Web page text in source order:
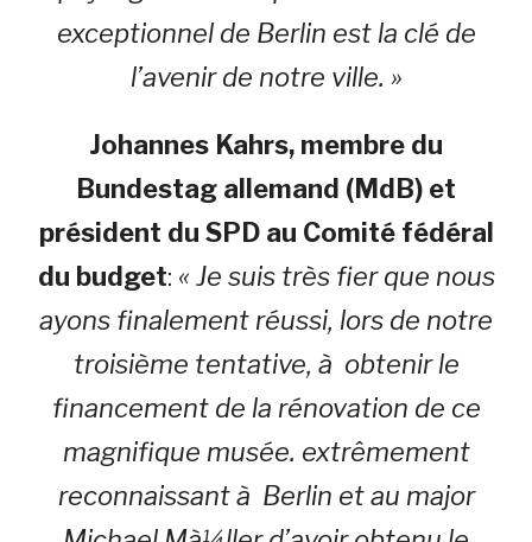
exceptionnel de Berlin est la clé de
l’avenir de notre ville. »
Johannes Kahrs, membre du
Bundestag allemand (MdB) et
président du SPD au Comité fédéral
du budget: « Je suis très fier que nous
ayons finalement réussi, lors de notre
troisième tentative, à obtenir le
financement de la rénovation de ce
magnifique musée. extrêmement
reconnaissant à Berlin et au major